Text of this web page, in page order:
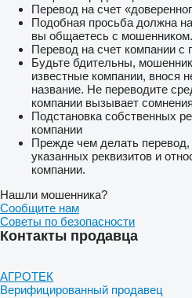
Перевод на счет
Подобная просьба должна
вы общаетесь с мошенником.
Перевод на счет компании
Будьте бдительны,
известные компании, внося
название. Не переводите
компании вызывает
Подстановка собственных
компании
Прежде чем делать
указанных реквизитов и
компании.
Нашли мошенника?
Сообщите нам
Советы по безопасности
Контакты продавца
АГРОТЕК
Верифицированный продавец